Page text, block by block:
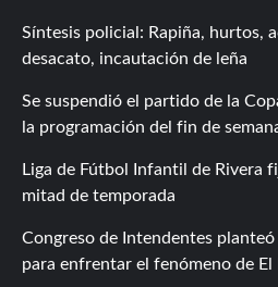
Síntesis policial: Rapiña, hurtos,
desacato, incautación de leña
Se suspendió el partido de la
la programación del fin de
Liga de Fútbol Infantil de Rivera
mitad de temporada
Congreso de Intendentes
para enfrentar el fenómeno de El